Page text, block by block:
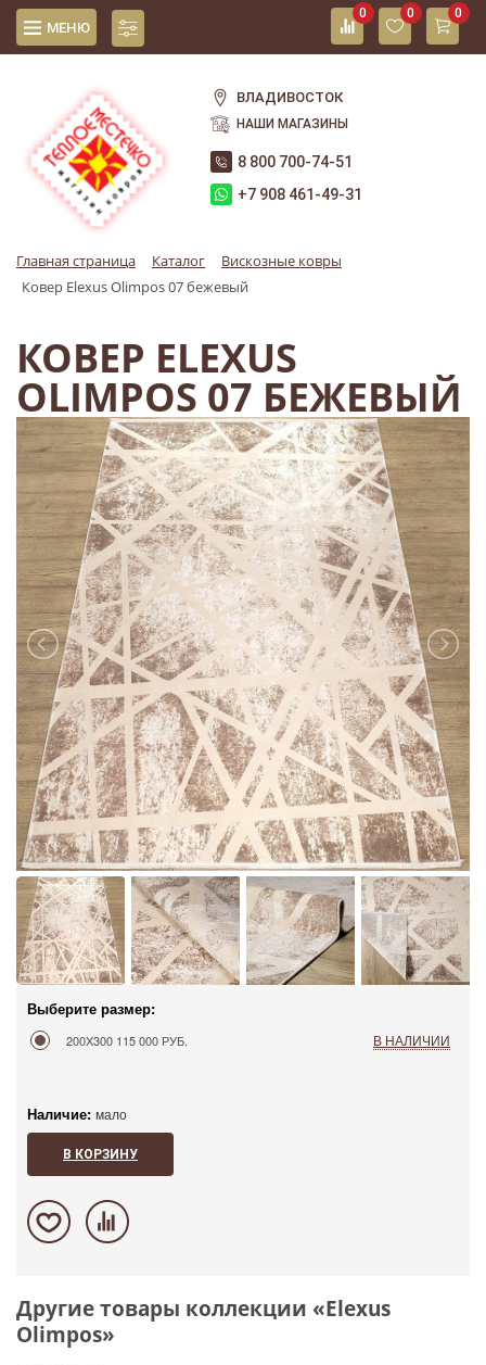
МЕНЮ
0 0 0
ВЛАДИВОСТОК
НАШИ МАГАЗИНЫ
8 800 700-74-51
+7 908 461-49-31
Главная страница Каталог
Вискозные ковры
Ковер Elexus Olimpos 07 бежевый
КОВЕР ELEXUS
OLIMPOS 07 БЕЖЕВЫЙ
Выберите размер:
200X300 В НАЛИЧИИ
115 000 РУБ.
Наличие: мало
В КОРЗИНУ
Другие товары коллекции «Elexus
Olimpos»